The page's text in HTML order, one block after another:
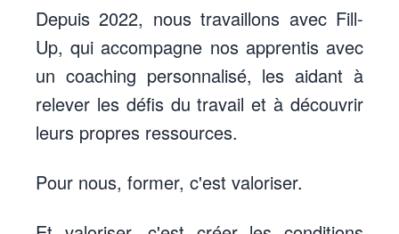
Depuis 2022, nous travaillons avec Fill-
Up, qui accompagne nos apprentis avec
un coaching personnalisé, les aidant à
relever les défis du travail et à découvrir
leurs propres ressources.
Pour nous, former, c'est valoriser.